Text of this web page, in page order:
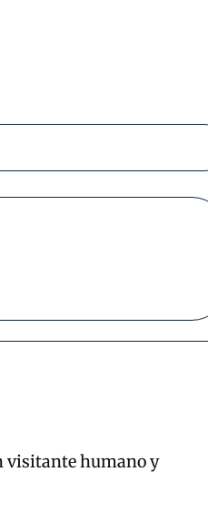
visitante humano y